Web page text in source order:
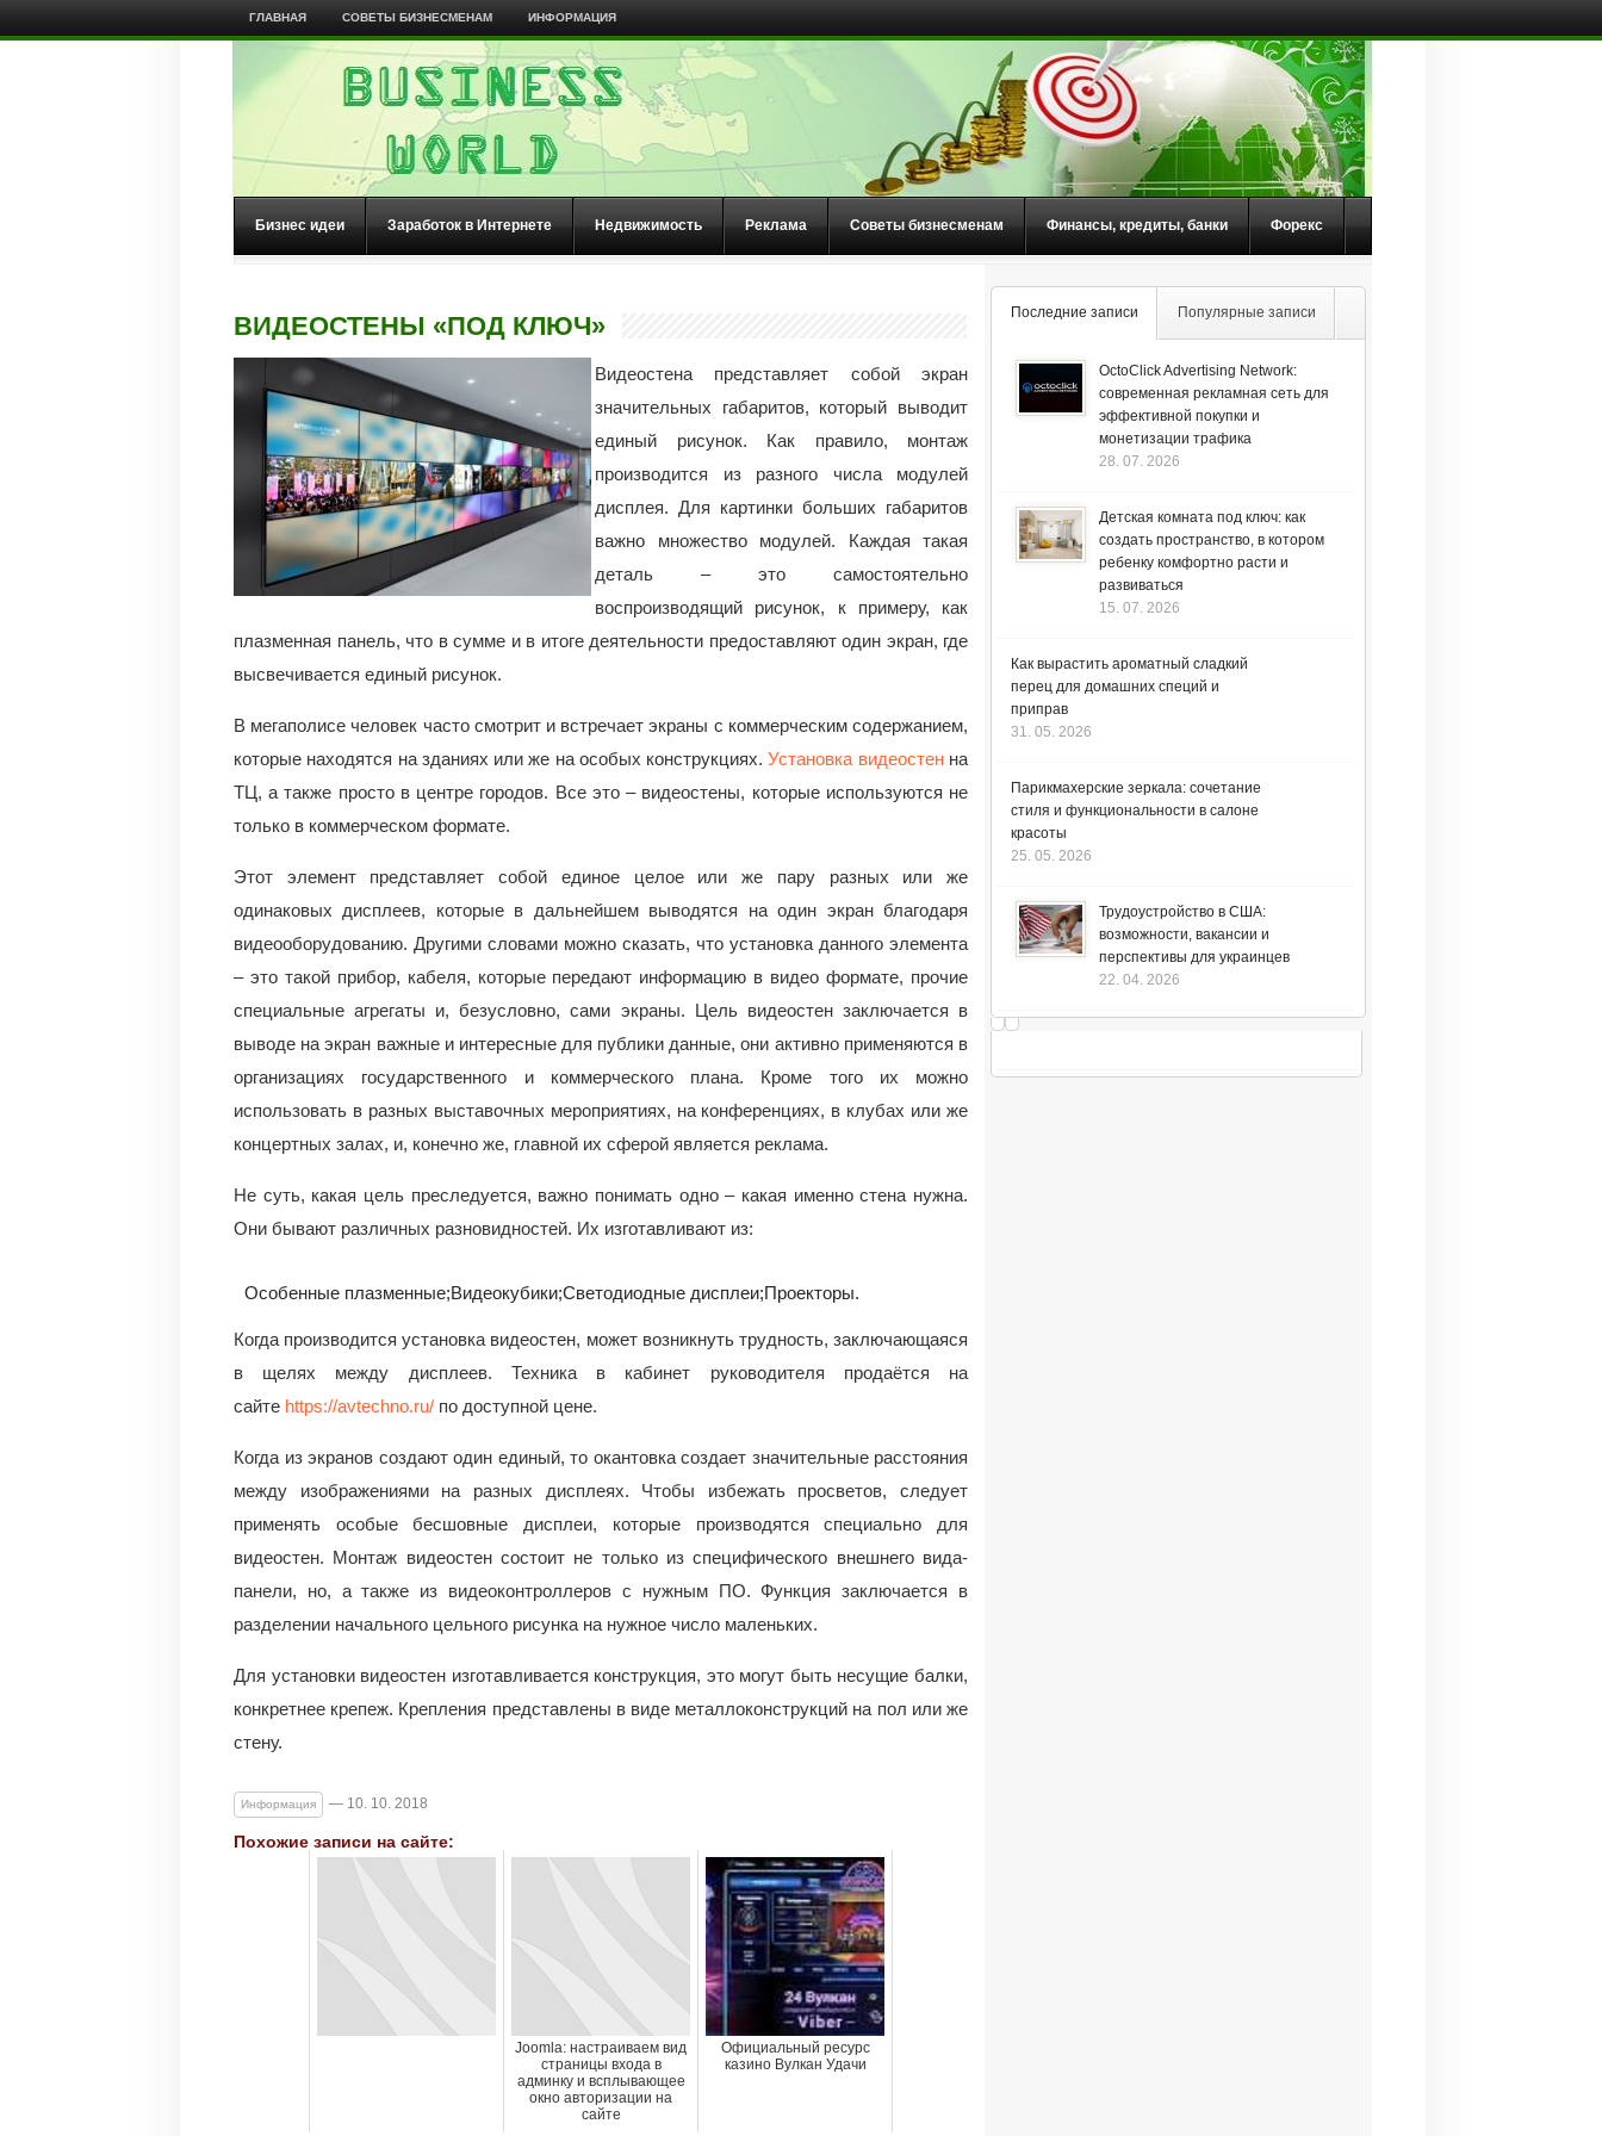
ГЛАВНАЯ СОВЕТЫ БИЗНЕСМЕНАМ ИНФОРМАЦИЯ
Бизнес идеи Заработок в Интернете Недвижимость Реклама Советы бизнесменам Финансы, кредиты, банки Форекс
ВИДЕОСТЕНЫ «ПОД КЛЮЧ»
Видеостена представляет собой экран
значительных габаритов, который выводит
единый рисунок. Как правило, монтаж
производится из разного числа модулей
дисплея. Для картинки больших габаритов
важно множество модулей. Каждая такая
деталь – это самостоятельно
воспроизводящий рисунок, к примеру, как
плазменная панель, что в сумме и в итоге деятельности предоставляют один экран, где
высвечивается единый рисунок.
В мегаполисе человек часто смотрит и встречает экраны с коммерческим содержанием,
которые находятся на зданиях или же на особых конструкциях.Установка видеостенна
ТЦ, а также просто в центре городов. Все это – видеостены, которые используются не
только в коммерческом формате.
Этот элемент представляет собой единое целое или же пару разных или же
одинаковых дисплеев, которые в дальнейшем выводятся на один экран благодаря
видеооборудованию. Другими словами можно сказать, что установка данного элемента
– это такой прибор, кабеля, которые передают информацию в видео формате, прочие
специальные агрегаты и, безусловно, сами экраны. Цель видеостен заключается в
выводе на экран важные и интересные для публики данные, они активно применяются в
организациях государственного и коммерческого плана. Кроме того их можно
использовать в разных выставочных мероприятиях, на конференциях, в клубах или же
концертных залах, и, конечно же, главной их сферой является реклама.
Не суть, какая цель преследуется, важно понимать одно – какая именно стена нужна.
Они бывают различных разновидностей. Их изготавливают из:
Особенные плазменные;Видеокубики;Светодиодные дисплеи;Проекторы.
Когда производится установка видеостен, может возникнуть трудность, заключающаяся
в щелях между дисплеев. Техника в кабинет руководителя продаётся на
сайте https://avtechno.ru/ по доступной цене.
Когда из экранов создают один единый, то окантовка создает значительные расстояния
между изображениями на разных дисплеях. Чтобы избежать просветов, следует
применять особые бесшовные дисплеи, которые производятся специально для
видеостен. Монтаж видеостен состоит не только из специфического внешнего вида-
панели, но, а также из видеоконтроллеров с нужным ПО. Функция заключается в
разделении начального цельного рисунка на нужное число маленьких.
Для установки видеостен изготавливается конструкция, это могут быть несущие балки,
конкретнее крепеж. Крепления представлены в виде металлоконструкций на пол или же
стену.
Информация — 10. 10. 2018
Похожие записи на сайте:
Joomla: настраиваем вид
страницы входа в
админку и всплывающее
окно авторизации на
сайте
Официальный ресурс
казино Вулкан Удачи
Последние записи Популярные записи
OctoClick Advertising Network:
современная рекламная сеть для
эффективной покупки и
монетизации трафика
28. 07. 2026
Детская комната под ключ: как
создать пространство, в котором
ребенку комфортно расти и
развиваться
15. 07. 2026
Как вырастить ароматный сладкий
перец для домашних специй и
приправ
31. 05. 2026
Парикмахерские зеркала: сочетание
стиля и функциональности в салоне
красоты
25. 05. 2026
Трудоустройство в США:
возможности, вакансии и
перспективы для украинцев
22. 04. 2026